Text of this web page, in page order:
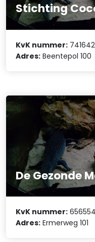
Stichting
KvK nummer:
Adres: Beentepol 100
De Gezonde
KvK nummer:
Adres: Ermerweg 101